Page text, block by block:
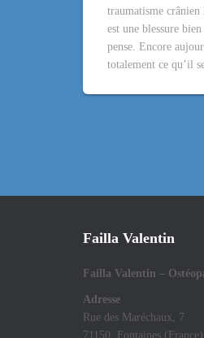
traumatisme
est une blessure
pense. Encore
totalement ce qu’il
Failla Valentin
Failla Valentin –
Adresse
Rue des Maréchaux, 7
71150, Fontaines (France)